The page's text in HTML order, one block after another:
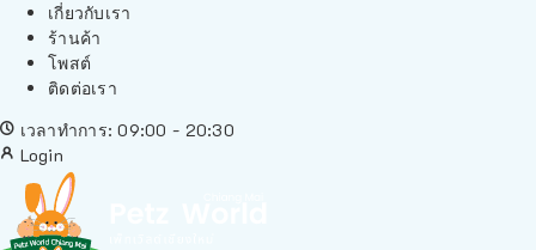
เกี่ยวกับเรา
ร้านค้า
โพสต์
ติดต่อเรา
เวลาทำการ: 09:00 - 20:30
Login